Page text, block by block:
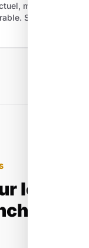
mais ne
Sans SEO
les